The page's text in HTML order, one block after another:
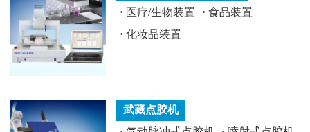
· 医疗/生物装置 · 食品装置
· 化妆品装置
武藏点胶机